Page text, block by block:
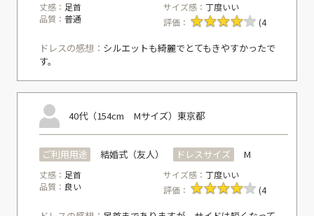
丈感： 足首 サイズ感：丁度いい
品質： 普通 評価： (4
ドレスの感想： シルエットも綺麗でとてもきやすかったで
す。
40代（154cm Mサイズ） 東京都
ご利用用途 結婚式（友人） ドレスサイズ M
丈感： 足首 サイズ感：丁度いい
品質： 良い 評価： (4